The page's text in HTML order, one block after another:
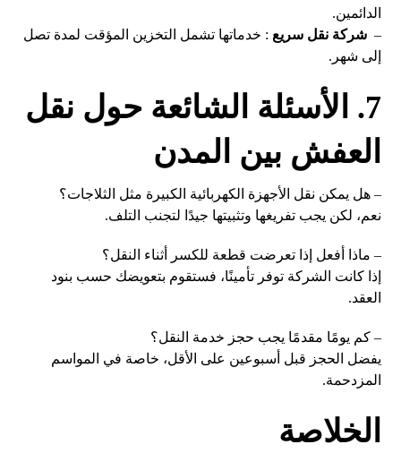
الدائمين.
– شركة نقل سريع : خدماتها تشمل التخزين المؤقت لمدة تصل
إلى شهر.
7. الأسئلة الشائعة حول نقل
العفش بين المدن
– هل يمكن نقل الأجهزة الكهربائية الكبيرة مثل الثلاجات؟
نعم، لكن يجب تفريغها وتثبيتها جيدًا لتجنب التلف.
– ماذا أفعل إذا تعرضت قطعة للكسر أثناء النقل؟
إذا كانت الشركة توفر تأمينًا، فستقوم بتعويضك حسب بنود
العقد.
– كم يومًا مقدمًا يجب حجز خدمة النقل؟
يفضل الحجز قبل أسبوعين على الأقل، خاصة في المواسم
المزدحمة.
الخلاصة